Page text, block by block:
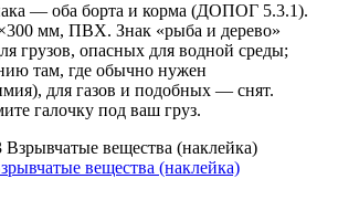
— оба борта и корма (ДОПОГ 5.3.1).
мм, ПВХ. Знак «рыба и дерево»
опасных для водной среды;
там, где обычно нужен
для газов и подобных — снят.
галочку под ваш груз.
вещества (наклейка)